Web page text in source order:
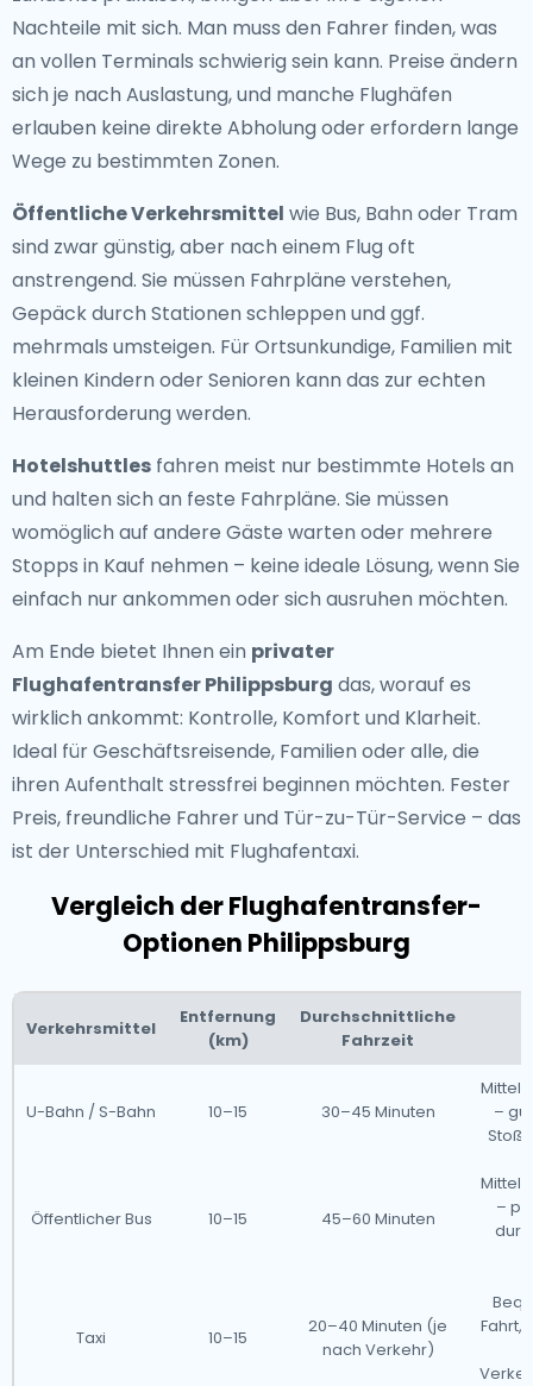
Nachteile mit sich. Man muss den Fahrer finden, was
an vollen Terminals schwierig sein kann. Preise ändern
sich je nach Auslastung, und manche Flughäfen
erlauben keine direkte Abholung oder erfordern lange
Wege zu bestimmten Zonen.
Öffentliche Verkehrsmittel wie Bus, Bahn oder Tram
sind zwar günstig, aber nach einem Flug oft
anstrengend. Sie müssen Fahrpläne verstehen,
Gepäck durch Stationen schleppen und ggf.
mehrmals umsteigen. Für Ortsunkundige, Familien mit
kleinen Kindern oder Senioren kann das zur echten
Herausforderung werden.
Hotelshuttles fahren meist nur bestimmte Hotels an
und halten sich an feste Fahrpläne. Sie müssen
womöglich auf andere Gäste warten oder mehrere
Stopps in Kauf nehmen – keine ideale Lösung, wenn Sie
einfach nur ankommen oder sich ausruhen möchten.
Am Ende bietet Ihnen ein privater
Flughafentransfer Philippsburg das, worauf es
wirklich ankommt: Kontrolle, Komfort und Klarheit.
Ideal für Geschäftsreisende, Familien oder alle, die
ihren Aufenthalt stressfrei beginnen möchten. Fester
Preis, freundliche Fahrer und Tür-zu-Tür-Service – das
ist der Unterschied mit Flughafentaxi.
Vergleich der Flughafentransfer-
Optionen Philippsburg
Verkehrsmittel
Entfernung
(km)
Durchschnittliche
Fahrzeit
U-Bahn / S-Bahn 10–15 30–45 Minuten
–
Öffentlicher Bus 10–15 45–60 Minuten
–
Taxi 10–15
20–40 Minuten (je
nach Verkehr)
Fahrt,